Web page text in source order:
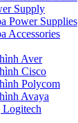
Supply
Power Supplies
Accessories
Aver
Cisco
Polycom
Avaya